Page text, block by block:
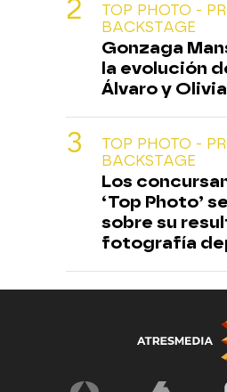
TOP PHOTO -
BACKSTAGE
Gonzaga
la evolución
Álvaro y Olivia
TOP PHOTO -
BACKSTAGE
Los
‘Top Photo’
sobre su
fotografía